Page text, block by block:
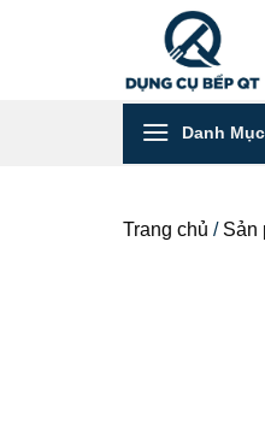
Danh
Trang chủ / Sản